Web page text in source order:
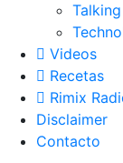
Videos
Recetas
Rimix
Disclaimer
Contacto